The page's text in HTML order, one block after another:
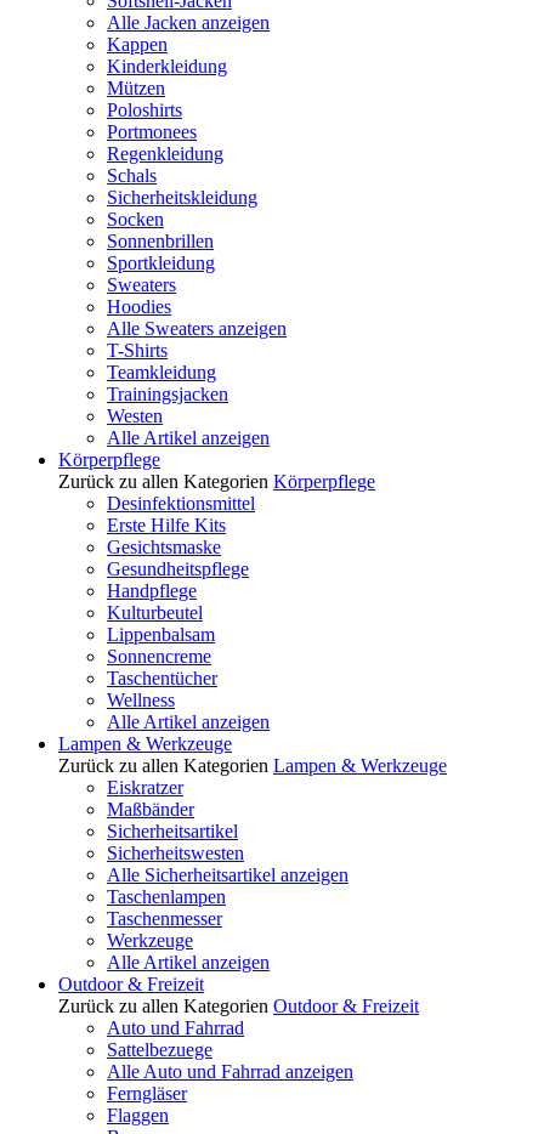
Alle Jacken anzeigen
Kappen
Kinderkleidung
Mützen
Poloshirts
Portmonees
Regenkleidung
Schals
Sicherheitskleidung
Socken
Sonnenbrillen
Sportkleidung
Sweaters
Hoodies
Alle Sweaters anzeigen
T-Shirts
Teamkleidung
Trainingsjacken
Westen
Alle Artikel anzeigen
Körperpflege
Zurück zu allen Kategorien Körperpflege
Desinfektionsmittel
Erste Hilfe Kits
Gesichtsmaske
Gesundheitspflege
Handpflege
Kulturbeutel
Lippenbalsam
Sonnencreme
Taschentücher
Wellness
Alle Artikel anzeigen
Lampen & Werkzeuge
Zurück zu allen Kategorien Lampen & Werkzeuge
Eiskratzer
Maßbänder
Sicherheitsartikel
Sicherheitswesten
Alle Sicherheitsartikel anzeigen
Taschenlampen
Taschenmesser
Werkzeuge
Alle Artikel anzeigen
Outdoor & Freizeit
Zurück zu allen Kategorien Outdoor & Freizeit
Auto und Fahrrad
Sattelbezuege
Alle Auto und Fahrrad anzeigen
Ferngläser
Flaggen